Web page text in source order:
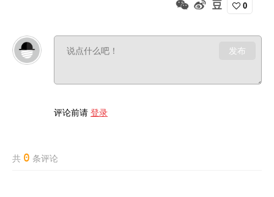
0
发布
评论前请 登录
共 0 条评论